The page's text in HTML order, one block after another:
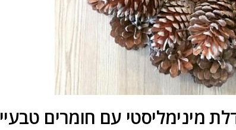
מינימליסטי עם חומרים